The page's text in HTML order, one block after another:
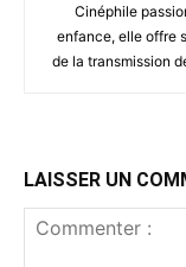
Cinéphile
enfance, elle offre
de la transmission
LAISSER UN